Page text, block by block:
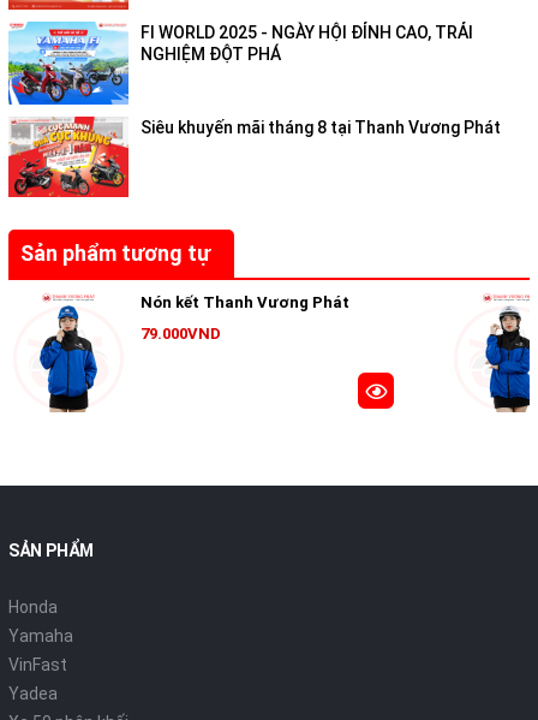
FI WORLD 2025 - NGÀY HỘI ĐỈNH CAO, TRẢI
NGHIỆM ĐỘT PHÁ
Siêu khuyến mãi tháng 8 tại Thanh Vương Phát
Sản phẩm tương tự
Nón kết Thanh Vương Phát
79.000VND
SẢN PHẨM
Honda
Yamaha
VinFast
Yadea